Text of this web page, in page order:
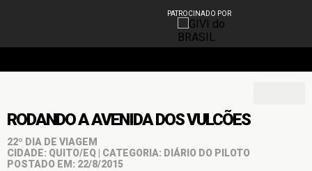
PATROCINADO POR
RODANDO A AVENIDA DOS VULCÕES
22º DIA DE VIAGEM
CIDADE: QUITO/EQ | CATEGORIA: DIÁRIO DO PILOTO
POSTADO EM: 22/8/2015